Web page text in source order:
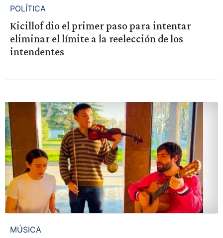
POLÍTICA
Kicillof dio el primer paso para intentar
eliminar el límite a la reelección de los
intendentes
MÚSICA